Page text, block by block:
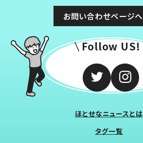
お問い合わせページへ
Follow US!
ほとせなニュースとは
タグ一覧